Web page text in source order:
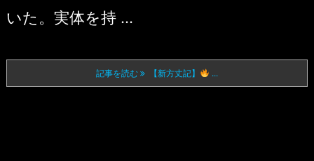
いた。実体を持 ...
記事を読む 【新方丈記】 ...